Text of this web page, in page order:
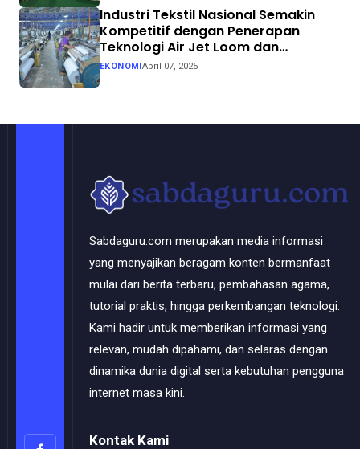
Industri Tekstil Nasional Semakin
Kompetitif dengan Penerapan
Teknologi Air Jet Loom dan
Continuous Dyeing di CV. Garuda
Solo Perkasa
EKONOMIApril 07, 2025
Sabdaguru.com merupakan media informasi
yang menyajikan beragam konten bermanfaat
mulai dari berita terbaru, pembahasan agama,
tutorial praktis, hingga perkembangan teknologi.
Kami hadir untuk memberikan informasi yang
relevan, mudah dipahami, dan selaras dengan
dinamika dunia digital serta kebutuhan pengguna
internet masa kini.
Kontak Kami